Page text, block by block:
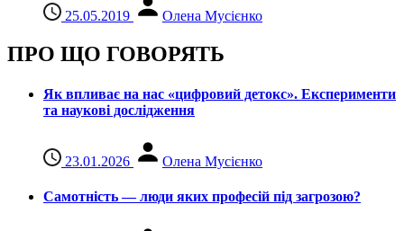
25.05.2019 Олена Мусієнко
ПРО ЩО ГОВОРЯТЬ
Як впливає на нас «цифровий детокс». Експерименти
та наукові дослідження
23.01.2026 Олена Мусієнко
Самотність — люди яких професій під загрозою?